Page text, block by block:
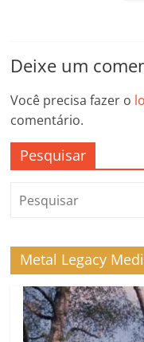
Deixe um
Você precisa fazer o
comentário.
Pesquisar
Metal Legacy